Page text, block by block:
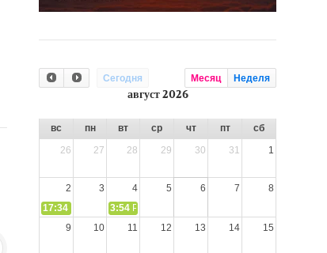
Сегодня Месяц Неделя
август 2026
вс пн вт ср чт пт
сб
26
27 28 29 30 31 1
2 3 4 5 6 7
8
17:34
СЛОВО из СЛОВА – «Ищите Господа, призывайте Его»
3:54 РАЗМЫШЛЕНИЕ: Дух Святой не угашайте!
9
10 11 12 13 14 15